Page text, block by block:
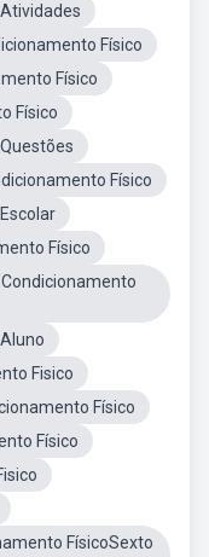
Físico
Físico
Físico
Físico
Físico
Fisico
Físico
Físico
FísicoSexto